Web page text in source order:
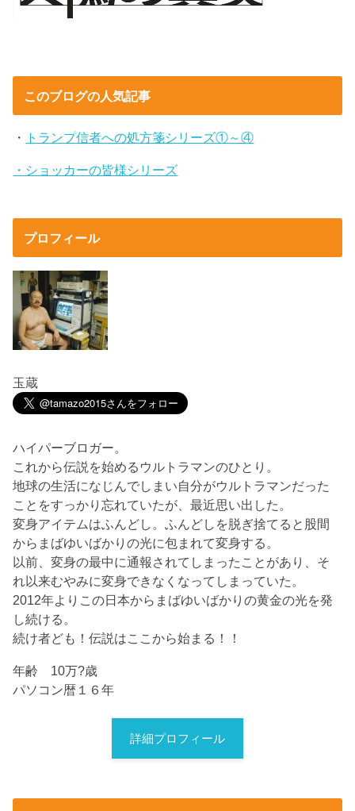
このブログの人気記事
・ トランプ信者への処方箋シリーズ①～④
・ショッカーの皆様シリーズ
プロフィール
玉蔵
ハイパーブロガー。
これから伝説を始めるウルトラマンのひとり。
地球の生活になじんでしまい自分がウルトラマンだった
ことをすっかり忘れていたが、最近思い出した。
変身アイテムはふんどし。ふんどしを脱ぎ捨てると股間
からまばゆいばかりの光に包まれて変身する。
以前、変身の最中に通報されてしまったことがあり、そ
れ以来むやみに変身できなくなってしまっていた。
2012年よりこの日本からまばゆいばかりの黄金の光を発
し続ける。
続け者ども！伝説はここから始まる！！
年齢 10万?歳
パソコン暦１６年
詳細プロフィール